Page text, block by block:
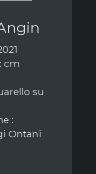
cm
su
:
Ontani